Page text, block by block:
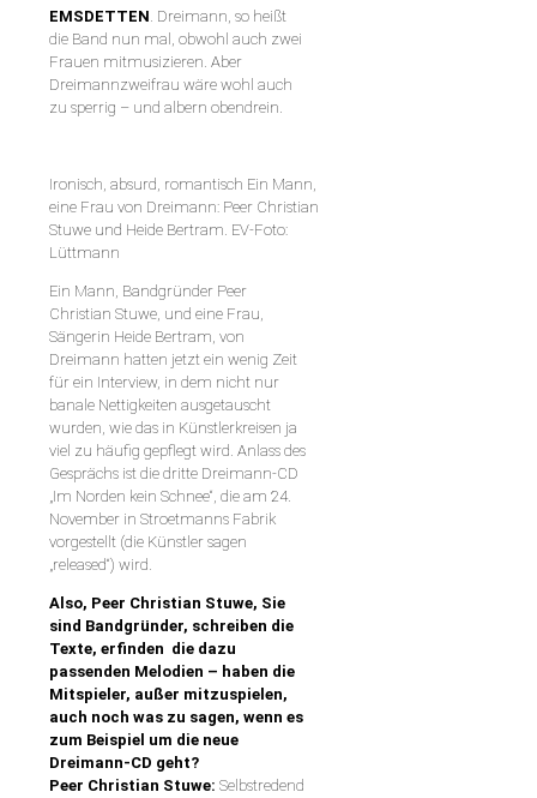
EMSDETTEN. Dreimann, so heißt
die Band nun mal, obwohl auch zwei
Frauen mitmusizieren. Aber
Dreimannzweifrau wäre wohl auch
zu sperrig – und albern obendrein.
Ironisch, absurd, romantisch Ein Mann,
eine Frau von Dreimann: Peer Christian
Stuwe und Heide Bertram. EV-Foto:
Lüttmann
Ein Mann, Bandgründer Peer
Christian Stuwe, und eine Frau,
Sängerin Heide Bertram, von
Dreimann hatten jetzt ein wenig Zeit
für ein Interview, in dem nicht nur
banale Nettigkeiten ausgetauscht
wurden, wie das in Künstlerkreisen ja
viel zu häufig gepflegt wird. Anlass des
Gesprächs ist die dritte Dreimann-CD
„Im Norden kein Schnee“, die am 24.
November in Stroetmanns Fabrik
vorgestellt (die Künstler sagen
„released“) wird.
Also, Peer Christian Stuwe, Sie
sind Bandgründer, schreiben die
Texte, erfinden die dazu
passenden Melodien – haben die
Mitspieler, außer mitzuspielen,
auch noch was zu sagen, wenn es
zum Beispiel um die neue
Dreimann-CD geht?
Peer Christian Stuwe: Selbstredend